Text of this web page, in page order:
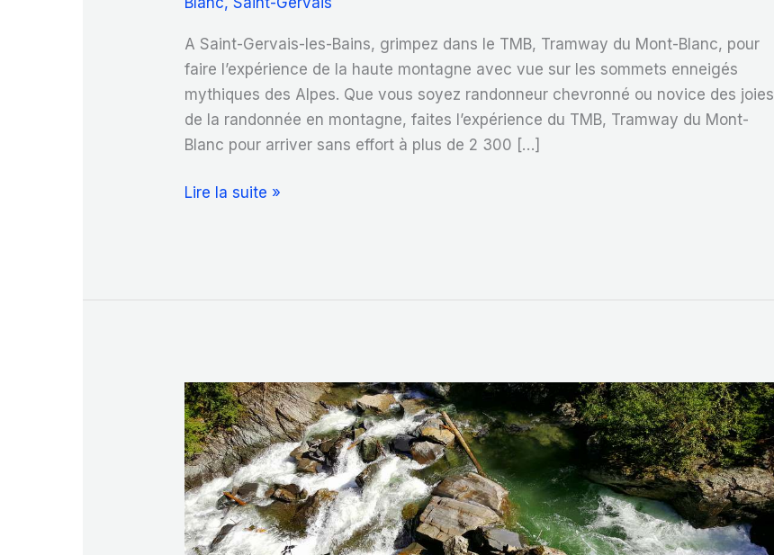
A Saint-Gervais-les-Bains, grimpez dans le TMB, Tramway du Mont-Blanc, pour
faire l’expérience de la haute montagne avec vue sur les sommets enneigés
mythiques des Alpes. Que vous soyez randonneur chevronné ou novice des joies
de la randonnée en montagne, faites l’expérience du TMB, Tramway du Mont-
Blanc pour arriver sans effort à plus de 2 300 […]
Grimpez
Lire la suite »